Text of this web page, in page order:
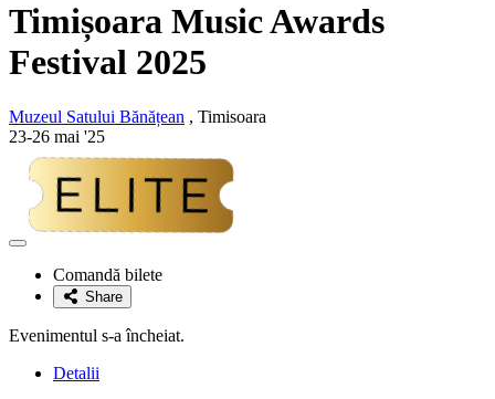
Timișoara Music Awards
Festival 2025
Muzeul Satului Bănățean , Timisoara
23-26 mai '25
Adaugă
favoriteComandă bilete
Share
Evenimentul s-a încheiat.
Detalii